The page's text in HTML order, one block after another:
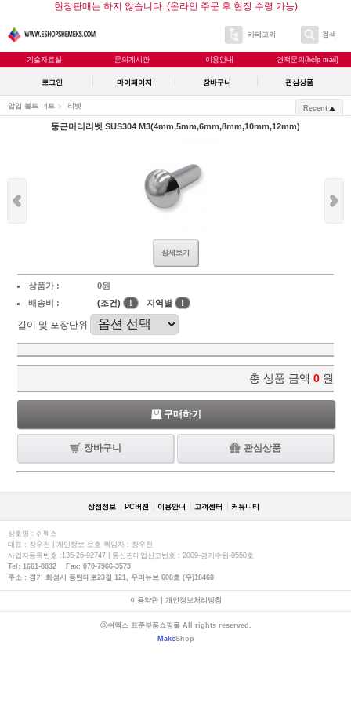
현장판매는 하지 않습니다. (온라인 주문 후 현장 수령 가능)
카테고리 검색
기술자료실 문의게시판 이용안내 견적문의(help mail)
로그인 마이페이지 장바구니 관심상품
압입 볼트 너트 리벳 Recent
둥근머리리벳 SUS304 M3(4mm,5mm,6mm,8mm,10mm,12mm)
상세보기
상품가 :
0원
배송비 :
(조건) ! 지역별 !
길이 및 포장단위
총 상품 금액 0 원
구매하기
장바구니 관심상품
상점정보 PC버젼 이용안내 고객센터 커뮤니티
상호명 : 쉬멕스
대표 : 장우천 | 개인정보 보호 책임자 : 장우천
사업자등록번호 :135-26-92747 | 통신판매업신고번호 : 2009-경기수원-0550호
Tel: 1661-8832 Fax: 070-7966-3573
주소 : 경기 화성시 동탄대로23길 121, 우미뉴브 608호 (우)18468
이용약관| 개인정보처리방침
ⓒ쉬멕스 표준부품쇼핑몰 All rights reserved.
MakeShop